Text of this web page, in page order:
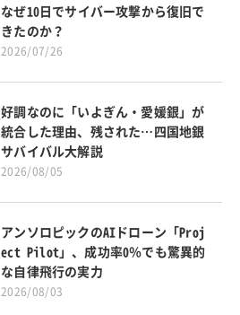
なぜ10日でサイバー攻撃から復旧で
きたのか？
2026/07/26
好調なのに「いよぎん・愛媛銀」が
統合した理由、残された…四国地銀
サバイバル大解説
2026/08/05
アンソロピックのAIドローン「Proj
ect Pilot」、成功率0％でも驚異的
な自律飛行の実力
2026/08/03